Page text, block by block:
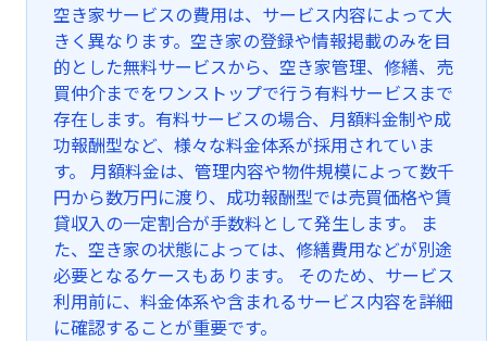
空き家サービスの費用は、サービス内容によって大
きく異なります。空き家の登録や情報掲載のみを目
的とした無料サービスから、空き家管理、修繕、売
買仲介までをワンストップで行う有料サービスまで
存在します。有料サービスの場合、月額料金制や成
功報酬型など、様々な料金体系が採用されていま
す。 月額料金は、管理内容や物件規模によって数千
円から数万円に渡り、成功報酬型では売買価格や賃
貸収入の一定割合が手数料として発生します。 ま
た、空き家の状態によっては、修繕費用などが別途
必要となるケースもあります。 そのため、サービス
利用前に、料金体系や含まれるサービス内容を詳細
に確認することが重要です。